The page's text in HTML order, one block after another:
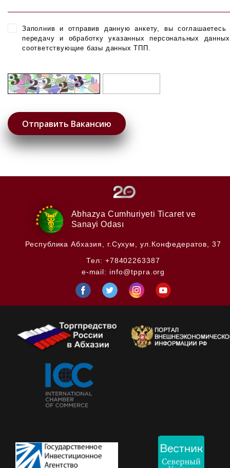
Заполнив и отправив данную анкету, вы соглашаетесь
передачу и обработку указанных персональных
соответствующие базы данных ТПП.
Abhazya Cumhuriyeti Ticaret ve
Sanayi Odası
Республика Абхазия,
г.Сухум, ул.Конфедератов, 37
Тел: +78402263387
e-mail: info@tppra.org